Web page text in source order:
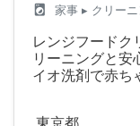
local_laundry_service 家事 ▸ クリー
レンジフードク
リーニングと
イオ洗剤で赤ち
東京都